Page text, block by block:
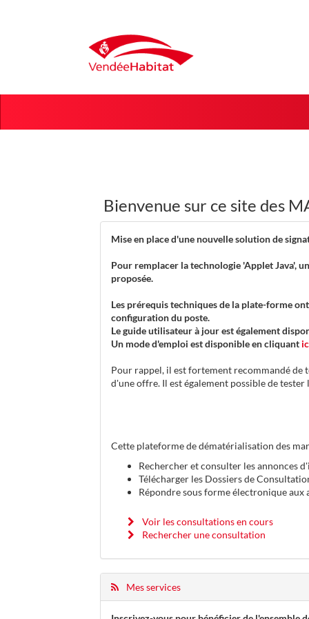
Bienvenue sur ce site des
Mise en place d'une nouvelle solution de
Pour remplacer la technologie 'Applet Java',
proposée.
Les prérequis techniques de la plate-forme
configuration du poste.
Le guide utilisateur à jour est également
Un mode d'emploi est disponible en cliquant
Pour rappel, il est fortement recommandé de
d'une offre. Il est également possible de
Cette plateforme de dématérialisation des
Rechercher et consulter les
Télécharger les Dossiers de
Répondre sous forme électronique aux
Voir les consultations en cours
Rechercher une consultation
Mes services